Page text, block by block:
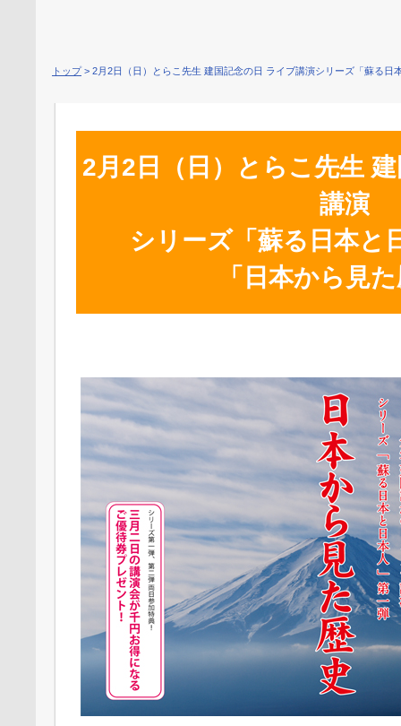
トップ> 2月2日（日）とらこ先生 建国記念の日 ライブ講演シリーズ「蘇る日
2月2日（日）とらこ先生
講演
シリーズ「蘇る日本と
「日本から見